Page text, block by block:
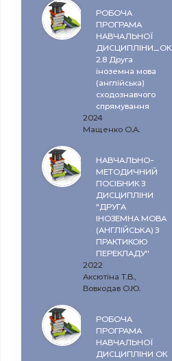
РОБОЧА
ПРОГРАМА
НАВЧАЛЬНОЇ
ДИСЦИПЛІНИ_ОК
2.8 Друга
іноземна мова
(англійська)
сходознавчого
спрямування
2024
Мащенко О.А.
НАВЧАЛЬНО-
МЕТОДИЧНИЙ
ПОСІБНИК З
ДИСЦИПЛІНИ
“ДРУГА
ІНОЗЕМНА МОВА
(АНГЛІЙСЬКА) З
ПРАКТИКОЮ
ПЕРЕКЛАДУ”
2022
Аксютіна Т.В.,
Вовкодав О.Ю.
РОБОЧА
ПРОГРАМА
НАВЧАЛЬНОЇ
ДИСЦИПЛІНИ ОК